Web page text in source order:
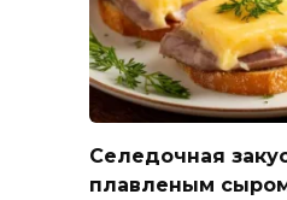
Селедочная
плавленым